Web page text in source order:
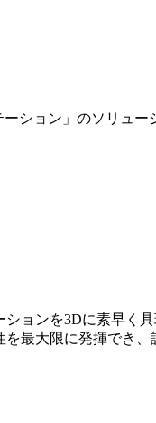
ション」のソリュー
ョンを3Dに素早く
最大限に発揮でき、